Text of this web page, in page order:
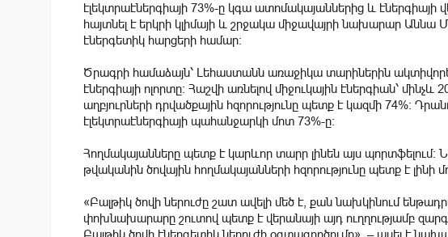
էլեկտրաէներգիայի 73%-ը կգա ատոմակայաններից և էներգիայի
հայտնել է երկրի կլիմայի և շրջակա միջավայրի նախարար
էներգետիկ հարցերի համար։
Ծրագրի համաձայն՝ Լեհաստանն առաջիկա տարիներին
էներգիայի ոլորտը։ Հաշվի առնելով միջուկային էներգիան՝
աղբյուրների դրվածքային հզորությունը պետք է կազմի 74%:
էլեկտրաէներգիայի պահանջարկի մոտ 73%-ը։
Հողմակայանները պետք է կարևոր տարր լինեն այս պորտֆելում:
թվականին ծովային հողմակայանների հզորությունը պետք է
«Բալթիկ ծովի ներուժը շատ ավելի մեծ է, քան նախկինում
փոխնախարարը շուտով պետք է վերանայի այդ ուղղությամբ